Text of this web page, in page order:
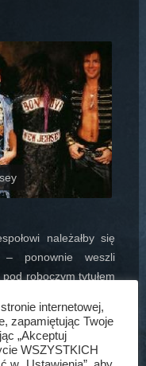
należałby się
– ponownie weszli
roboczym tytułem
jako gra słów
wydaniu).
nadać mu jednak
internetowej,
zapamiętując Twoje
„Akceptuj
WSZYSTKICH